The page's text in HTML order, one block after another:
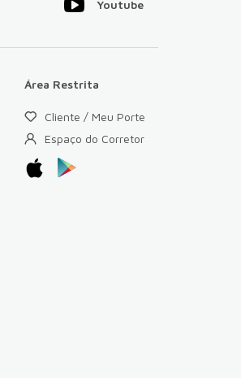
Youtube
Área Restrita
Cliente / Meu Porte
Espaço do Corretor